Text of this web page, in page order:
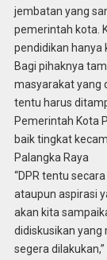
jembatan yang
pemerintah kota.
pendidikan hanya
Bagi pihaknya
masyarakat yang
tentu harus
Pemerintah Kota
baik tingkat
Palangka Raya
“DPR tentu
ataupun aspirasi
akan kita
didiskusikan yang
segera dilakukan,”